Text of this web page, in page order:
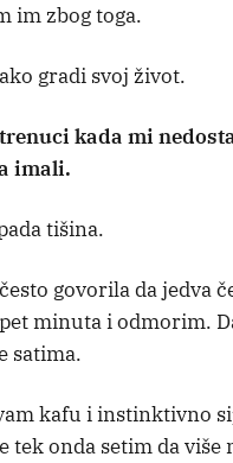
im zbog toga.
gradi svoj život.
kada mi
imali.
tišina.
govorila da jedva
minuta i odmorim.
satima.
kafu i instinktivno
tek onda setim da više